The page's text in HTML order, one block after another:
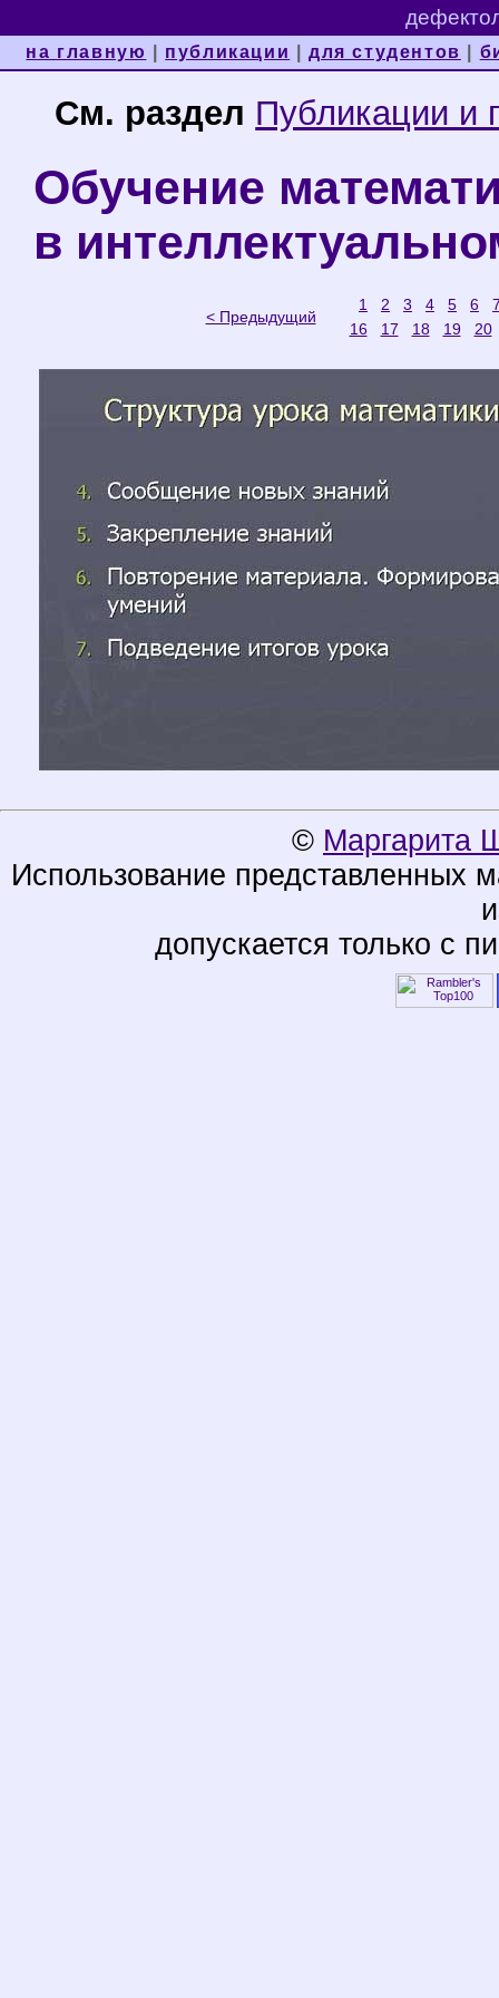
на главную публикации |для студентов
См. раздел Публикации и
Обучение
в
< Предыдущий
1 2 3 4 5 6
16
17 18 19 20
© Маргарита
Использование представленных
допускается только с